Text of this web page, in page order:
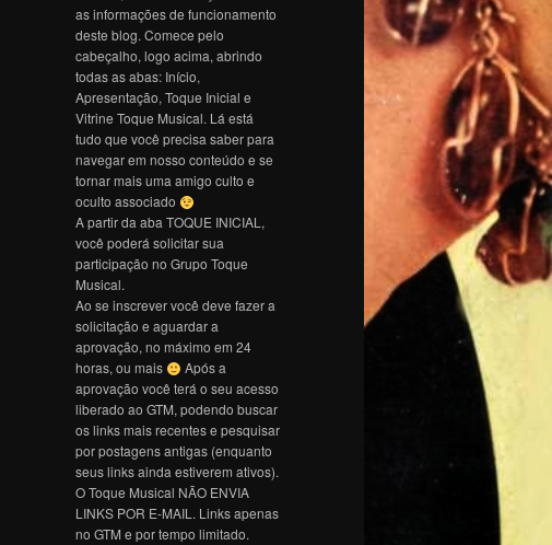
as informações de funcionamento
deste blog. Comece pelo
cabeçalho, logo acima, abrindo
todas as abas: Início,
Apresentação, Toque Inicial e
Vitrine Toque Musical. Lá está
tudo que você precisa saber para
navegar em nosso conteúdo e se
tornar mais uma amigo culto e
oculto associado
A partir da aba TOQUE INICIAL,
você poderá solicitar sua
participação no Grupo Toque
Musical.
Ao se inscrever você deve fazer a
solicitação e aguardar a
aprovação, no máximo em 24
horas, ou mais
Após a
aprovação você terá o seu acesso
liberado ao GTM, podendo buscar
os links mais recentes e pesquisar
por postagens antigas (enquanto
seus links ainda estiverem ativos).
O Toque Musical NÃO ENVIA
LINKS POR E-MAIL. Links apenas
no GTM e por tempo limitado.